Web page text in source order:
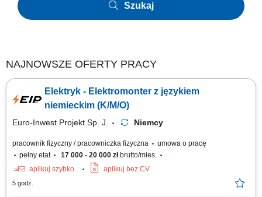
Szukaj
NAJNOWSZE OFERTY PRACY
Elektryk - Elektromonter z językiem
niemieckim (K/M/O)
Euro-Inwest Projekt Sp. J. Niemcy
pracownik fizyczny / pracowniczka fizyczna
umowa o pracę
pełny etat
17 000 - 20 000 złbrutto/mies.
aplikuj szybko
aplikuj bez CV
5 godz.